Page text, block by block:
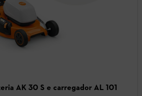
AK 30 S e carregador AL 101